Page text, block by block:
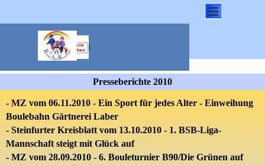
Presseberichte 2010
- MZ vom 06.11.2010 - Ein Sport für jedes Alter - Einweihung
Boulebahn Gärtnerei Laber
- Steinfurter Kreisblatt vom 13.10.2010 - 1. BSB-Liga-
Mannschaft steigt mit Glück auf
- MZ vom 28.09.2010 - 6. Bouleturnier B90/Die Grünen auf